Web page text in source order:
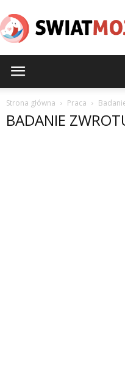
Strona główna Praca
BADANIE